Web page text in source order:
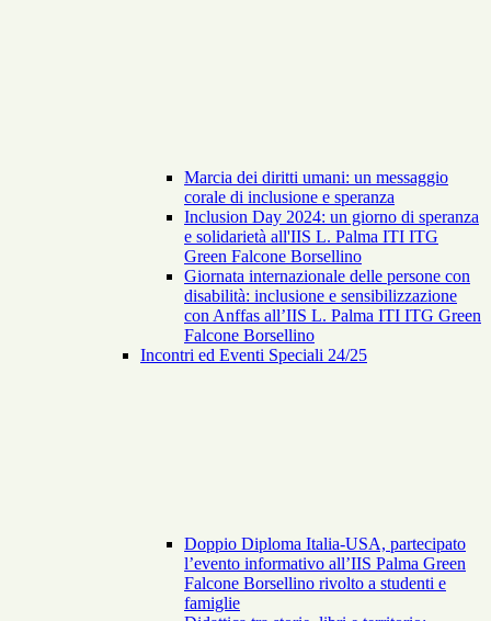
Marcia dei diritti umani: un messaggio
corale di inclusione e speranza
Inclusion Day 2024: un giorno di speranza
e solidarietà all'IIS L. Palma ITI ITG
Green Falcone Borsellino
Giornata internazionale delle persone con
disabilità: inclusione e sensibilizzazione
con Anffas all’IIS L. Palma ITI ITG Green
Falcone Borsellino
Incontri ed Eventi Speciali 24/25
Doppio Diploma Italia-USA, partecipato
l’evento informativo all’IIS Palma Green
Falcone Borsellino rivolto a studenti e
famiglie